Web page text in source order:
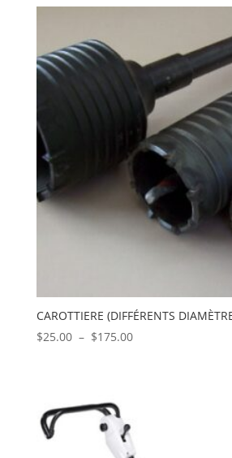
$200.00
CAROTTIERE (DIFFÉRENTS
$25.00 – $175.00Plage